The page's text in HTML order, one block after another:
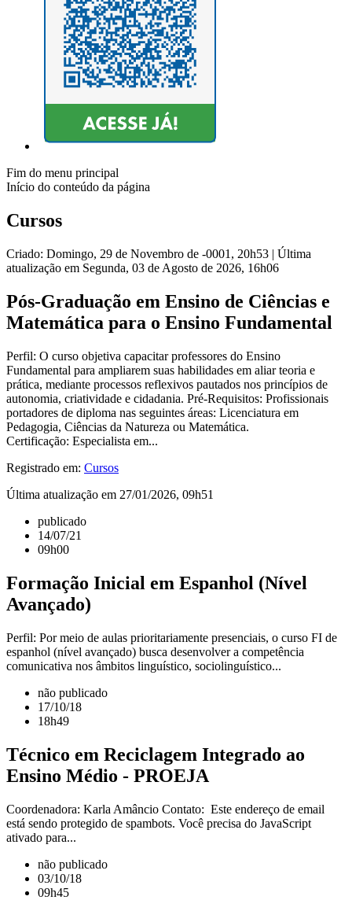
Fim do menu principal
Início do conteúdo da página
Cursos
Criado: Domingo, 29 de Novembro de -0001, 20h53 | Última
atualização em Segunda, 03 de Agosto de 2026, 16h06
Pós-Graduação em Ensino de Ciências e
Matemática para o Ensino Fundamental
Perfil: O curso objetiva capacitar professores do Ensino
Fundamental para ampliarem suas habilidades em aliar teoria e
prática, mediante processos reflexivos pautados nos princípios de
autonomia, criatividade e cidadania. Pré-Requisitos: Profissionais
portadores de diploma nas seguintes áreas: Licenciatura em
Pedagogia, Ciências da Natureza ou Matemática.
Certificação: Especialista em...
Registrado em: Cursos
Última atualização em 27/01/2026, 09h51
publicado
14/07/21
09h00
Formação Inicial em Espanhol (Nível
Avançado)
Perfil: Por meio de aulas prioritariamente presenciais, o curso FI de
espanhol (nível avançado) busca desenvolver a competência
comunicativa nos âmbitos linguístico, sociolinguístico...
não publicado
17/10/18
18h49
Técnico em Reciclagem Integrado ao
Ensino Médio - PROEJA
Coordenadora: Karla Amâncio Contato: Este endereço de email
está sendo protegido de spambots. Você precisa do JavaScript
ativado para...
não publicado
03/10/18
09h45